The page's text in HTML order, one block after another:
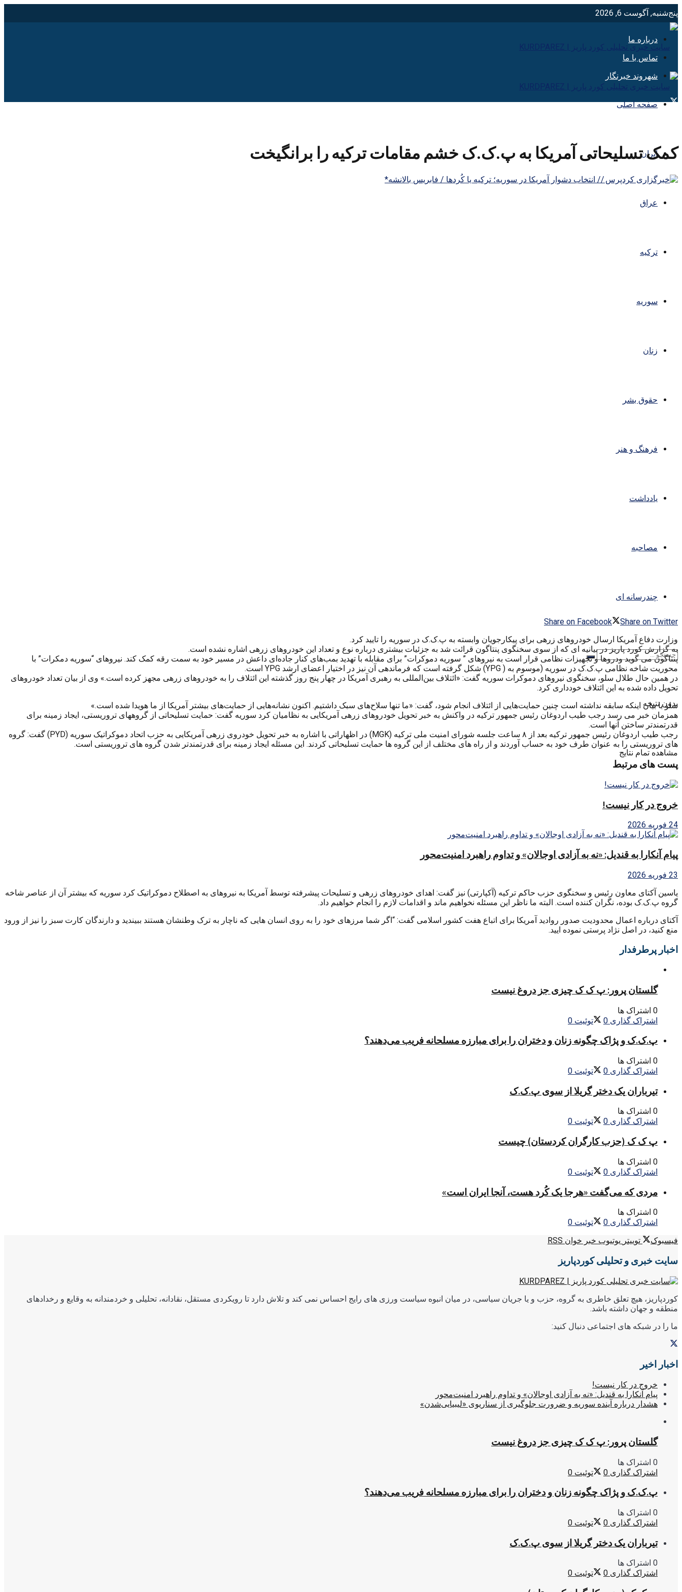
پنج‌شنبه, آگوست 6, 2026
درباره ما
تماس با ما
شهروند خبرنگار
صفحه اصلی
ایران
عراق
ترکیه
سوریه
زنان
حقوق بشر
فرهنگ و هنر
یادداشت
مصاحبه
چندرسانه ای
بدون نتیجه
مشاهده تمام نتایج
کمک تسلیحاتی آمریکا به پ.ک.ک خشم مقامات ترکیه را برانگیخت
Share on Facebook
Share on Twitter
وزارت دفاع آمریکا ارسال خودروهای زرهی برای پیکارجویان وابسته به پ.ک.ک در سوریه را تایید کرد.
به گزارش کورد پاریز در بیانیه ای که از سوی سخنگوی پنتاگون قرائت شد به جزئیات بیشتری درباره نوع و تعداد این خودروهای زرهی اشاره نشده است.
پنتاگون می گوید ودروها و تجهیزات نظامی قرار است به نیروهای ” سوریه دموکرات” برای مقابله با تهدید بمب‌های کنار جاده‌ای داعش در مسیر خود به سمت رقه کمک کند. نیروهای “سوریه دمکرات” با
محوریت شاخه نظامی پ.ک.ک در سوریه (موسوم به ( YPG) شکل گرفته است که فرماندهی آن نیز در اختیار اعضای ارشد YPG است.
در همین حال طلال سلو، سخنگوی نیروهای دموکرات سوریه گفت: «ائتلاف بین‌المللی به رهبری آمریکا در چهار پنج روز گذشته این ائتلاف را به خودروهای زرهی مجهز کرده است.» وی از بیان تعداد خودروهای
تحویل داده شده به این ائتلاف خودداری کرد.
سلو با بیان اینکه سابقه نداشته است چنین حمایت‌هایی از ائتلاف انجام شود، گفت: «ما تنها سلاح‌های سبک داشتیم. اکنون نشانه‌هایی از حمایت‌های بیشتر آمریکا از ما هویدا شده است.»
همزمان خبر می رسد رجب طیب اردوغان رئیس جمهور ترکیه در واکنش به خبر تحویل خودروهای زرهی آمریکایی به نظامیان کرد سوریه گفت: حمایت تسلیحاتی از گروههای تروریستی، ایجاد زمینه برای
قدرتمندتر ساختن آنها است.
رجب طیب اردوغان رئیس جمهور ترکیه بعد از ۸ ساعت جلسه شورای امنیت ملی ترکیه (MGK) در اظهاراتی با اشاره به خبر تحویل خودروی زرهی آمریکایی به حزب اتحاد دموکراتیک سوریه (PYD) گفت: گروه
های تروریستی را به عنوان طرف خود به حساب آوردند و از راه های مختلف از این گروه ها حمایت تسلیحاتی کردند. این مسئله ایجاد زمینه برای قدرتمندتر شدن گروه های تروریستی است.
پست های مرتبط
خروج در کار نیست!
24 فوریه 2026
پیام آنکارا به قندیل: «نه به آزادی اوجالان» و تداوم راهبرد امنیت‌محور
23 فوریه 2026
یاسین آکتای معاون رئیس و سخنگوی حزب حاکم ترکیه (آکپارتی) نیز گفت: اهدای خودروهای زرهی و تسلیحات پیشرفته توسط آمریکا به نیروهای به اصطلاح دموکراتیک کرد سوریه که بیشتر آن از عناصر شاخه
گروه پ.ک.ک بوده، نگران کننده است. البته ما ناظر این مسئله نخواهیم ماند و اقدامات لازم را انجام خواهیم داد.
آکتای درباره اعمال محدودیت صدور روادید آمریکا برای اتباع هفت کشور اسلامی گفت: “اگر شما مرزهای خود را به روی انسان هایی که ناچار به ترک وطنشان هستند ببیندید و دارندگان کارت سبز را نیز از ورود
منع کنید، در اصل نژاد پرستی نموده ایید.
اخبار پرطرفدار
گلستان پرور: پ ک ک چیزی جز دروغ نیست
0 اشتراک ها
اشتراک گذاری 0 توئیت 0
پ.ک.ک و پژاک چگونه زنان و دختران را برای مبارزه مسلحانه فریب می‌دهند؟
0 اشتراک ها
اشتراک گذاری 0 توئیت 0
تیرباران یک دختر گریلا از سوی پ.ک.ک
0 اشتراک ها
اشتراک گذاری 0 توئیت 0
پ ک ک (حزب کارگران کردستان) چیست
0 اشتراک ها
اشتراک گذاری 0 توئیت 0
مردی که می‌گفت «هرجا یک کُرد هست، آنجا ایران است»
0 اشتراک ها
اشتراک گذاری 0 توئیت 0
فیسبوک
توییتر یوتیوب خبر خوان RSS
سایت خبری و تحلیلی کوردپاریز
کوردپاریز، هیچ تعلق خاطری به گروه، حزب و یا جریان سیاسی، در میان انبوه سیاست ورزی های رایج احساس نمی کند و تلاش دارد تا رویکردی مستقل، نقادانه، تحلیلی و خردمندانه به وقایع و رخدادهای
منطقه و جهان داشته باشد.
ما را در شبکه های اجتماعی دنبال کنید:
اخبار اخیر
خروج در کار نیست!
پیام آنکارا به قندیل: «نه به آزادی اوجالان» و تداوم راهبرد امنیت‌محور
هشدار درباره آینده سوریه و ضرورت جلوگیری از سناریوی «لیبیایی‌شدن»
گلستان پرور: پ ک ک چیزی جز دروغ نیست
0 اشتراک ها
اشتراک گذاری 0 توئیت 0
پ.ک.ک و پژاک چگونه زنان و دختران را برای مبارزه مسلحانه فریب می‌دهند؟
0 اشتراک ها
اشتراک گذاری 0 توئیت 0
تیرباران یک دختر گریلا از سوی پ.ک.ک
0 اشتراک ها
اشتراک گذاری 0 توئیت 0